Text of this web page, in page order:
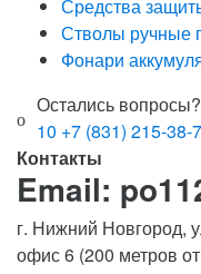
Средства
Стволы ручные
Фонари
Остались
10 +7 (831) 215-38-
Контакты
Email:
г. Нижний Новгород,
офис 6 (200 метров